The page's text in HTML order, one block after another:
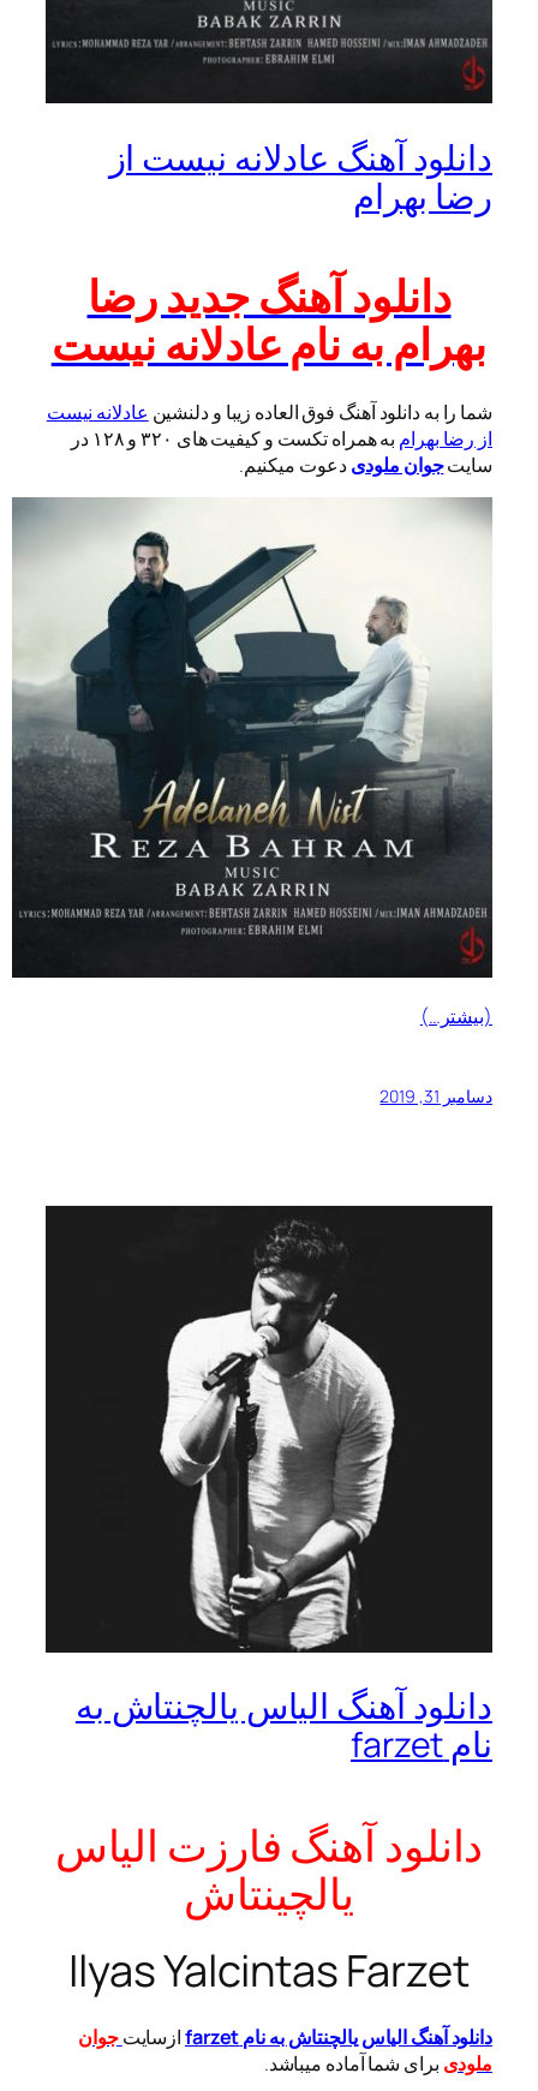
دانلود آهنگ عادلانه نیست از
رضا بهرام
دانلود آهنگ جدید رضا
بهرام به نام عادلانه نیست
شما را به دانلود آهنگ فوق العاده زیبا و دلنشین عادلانه نیست
از رضا بهرام
به همراه تکست و کیفیت های ۳۲۰ و ۱۲۸ در
سایتجوان ملودیدعوت میکنیم.
(بیشتر…)
دسامبر 31, 2019
دانلود آهنگ الیاس یالچنتاش به
نام farzet
دانلود آهنگ فارزت الیاس
یالچینتاش
Ilyas Yalcintas Farzet
دانلود آهنگ الیاس یالچنتاش به نام farzet ازسایتجوان
ملودی برای شما آماده میباشد.